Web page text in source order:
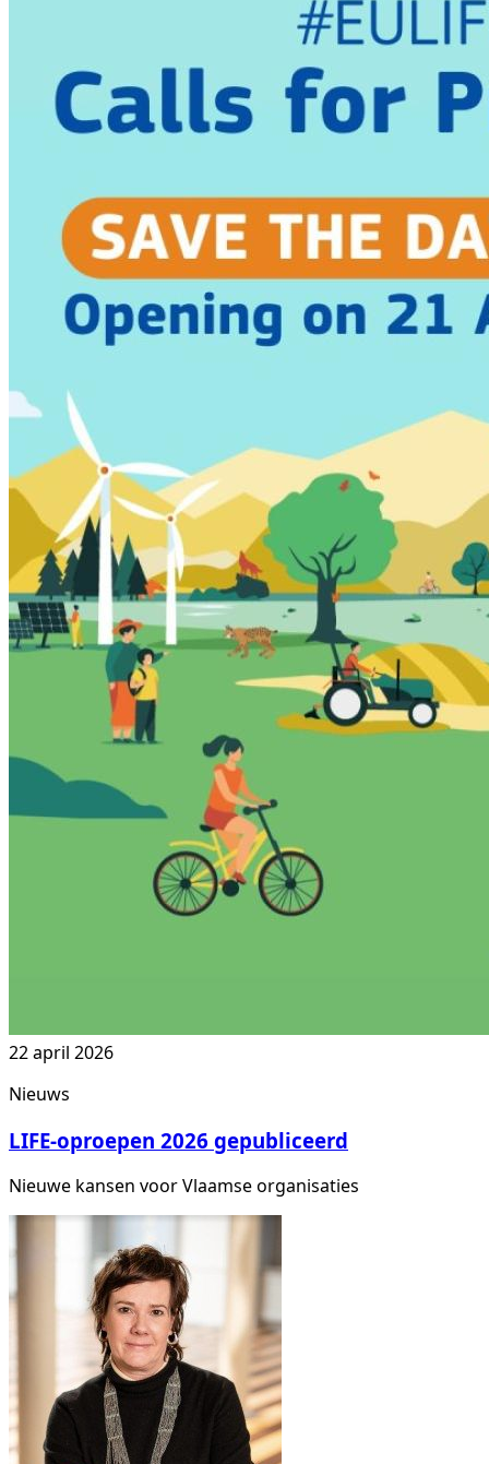
22 april 2026
Nieuws
LIFE-oproepen 2026 gepubliceerd
Nieuwe kansen voor Vlaamse organisaties